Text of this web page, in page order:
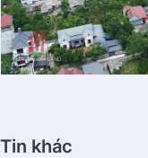
Tin khác